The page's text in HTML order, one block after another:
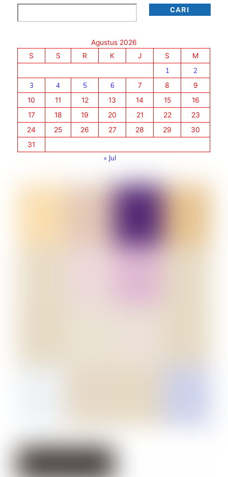
CARI
Agustus 2026
S
S R K J S
M
1
2
3
4 5 6 7 8
9
10
11 12 13 14 15
16
17
18 19 20 21 22
23
24
25 26 27 28 29
30
31
« Jul